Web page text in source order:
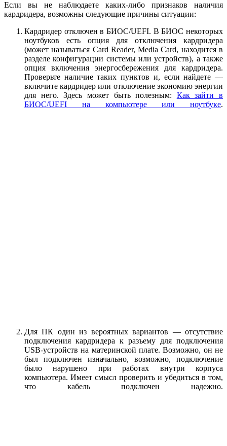
Если вы не наблюдаете каких-либо признаков наличия
кардридера, возможны следующие причины ситуации:
Кардридер отключен в БИОС/UEFI. В БИОС некоторых
ноутбуков есть опция для отключения кардридера
(может называться Card Reader, Media Card, находится в
разделе конфигурации системы или устройств), а также
опция включения энергосбережения для кардридера.
Проверьте наличие таких пунктов и, если найдете —
включите кардридер или отключение экономию энергии
для него. Здесь может быть полезным: Как зайти в
БИОС/UEFI на компьютере или ноутбуке.
Для ПК один из вероятных вариантов — отсутствие
подключения кардридера к разъему для подключения
USB-устройств на материнской плате. Возможно, он не
был подключен изначально, возможно, подключение
было нарушено при работах внутри корпуса
компьютера. Имеет смысл проверить и убедиться в том,
что кабель подключен надежно.